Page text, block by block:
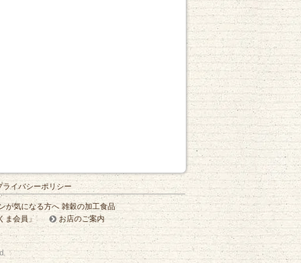
ライバシーポリシー
が気になる方へ 雑穀の加工食品
ま会員」
お店のご案内